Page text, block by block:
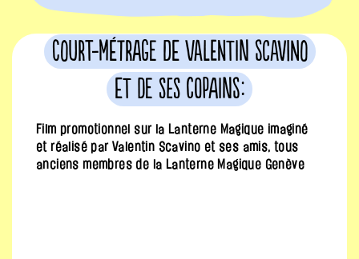
Court-métrage de Valentin Scavino
et de ses copains:
Film promotionnel sur la Lanterne Magique imaginé
et réalisé par Valentin Scavino et ses amis, tous
anciens membres de la Lanterne Magique Genève